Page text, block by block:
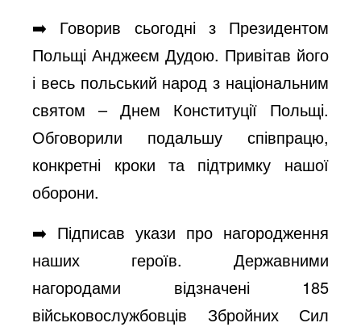
➡️ Говорив сьогодні з Президентом
Польщі Анджеєм Дудою. Привітав його
і весь польський народ з національним
святом – Днем Конституції Польщі.
Обговорили подальшу співпрацю,
конкретні кроки та підтримку нашої
оборони.
➡️ Підписав укази про нагородження
наших героїв. Державними
нагородами відзначені 185
військовослужбовців Збройних Сил